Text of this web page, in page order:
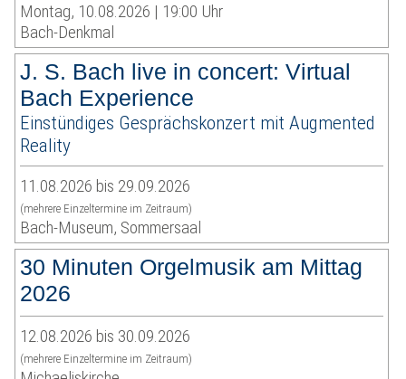
Montag, 10.08.2026 | 19:00 Uhr
Bach-Denkmal
J. S. Bach live in concert: Virtual
Bach Experience
Einstündiges Gesprächskonzert mit Augmented
Reality
11.08.2026 bis 29.09.2026
(mehrere Einzeltermine im Zeitraum)
Bach-Museum, Sommersaal
30 Minuten Orgelmusik am Mittag
2026
12.08.2026 bis 30.09.2026
(mehrere Einzeltermine im Zeitraum)